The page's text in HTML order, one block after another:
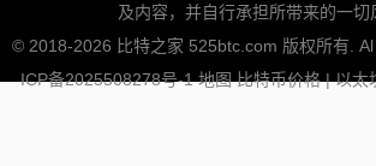
及内容，并自行承担所带来的一切
© 2018-2026 比特之家 525btc.com 版权所有.
ICP备2025508278号-1 地图 比特币价格|以太